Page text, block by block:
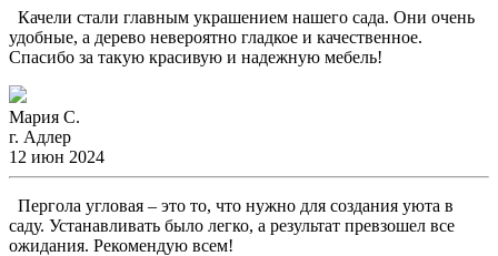
Качели стали главным украшением нашего сада. Они очень
удобные, а дерево невероятно гладкое и качественное.
Спасибо за такую красивую и надежную мебель!
Мария С.
г. Адлер
12 июн 2024
Пергола угловая – это то, что нужно для создания уюта в
саду. Устанавливать было легко, а результат превзошел все
ожидания. Рекомендую всем!